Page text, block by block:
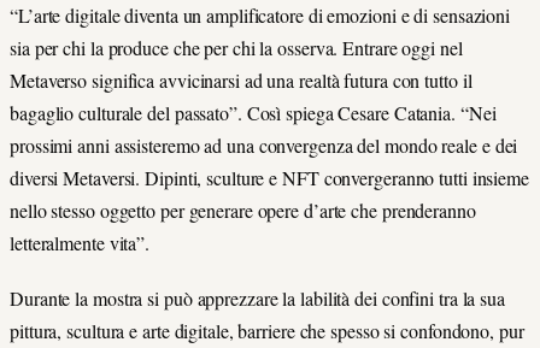
“L’arte digitale diventa un amplificatore di emozioni e di sensazioni
sia per chi la produce che per chi la osserva. Entrare oggi nel
Metaverso significa avvicinarsi ad una realtà futura con tutto il
bagaglio culturale del passato”. Così spiega Cesare Catania. “Nei
prossimi anni assisteremo ad una convergenza del mondo reale e dei
diversi Metaversi. Dipinti, sculture e NFT convergeranno tutti insieme
nello stesso oggetto per generare opere d’arte che prenderanno
letteralmente vita”.
Durante la mostra si può apprezzare la labilità dei confini tra la sua
pittura, scultura e arte digitale, barriere che spesso si confondono, pur